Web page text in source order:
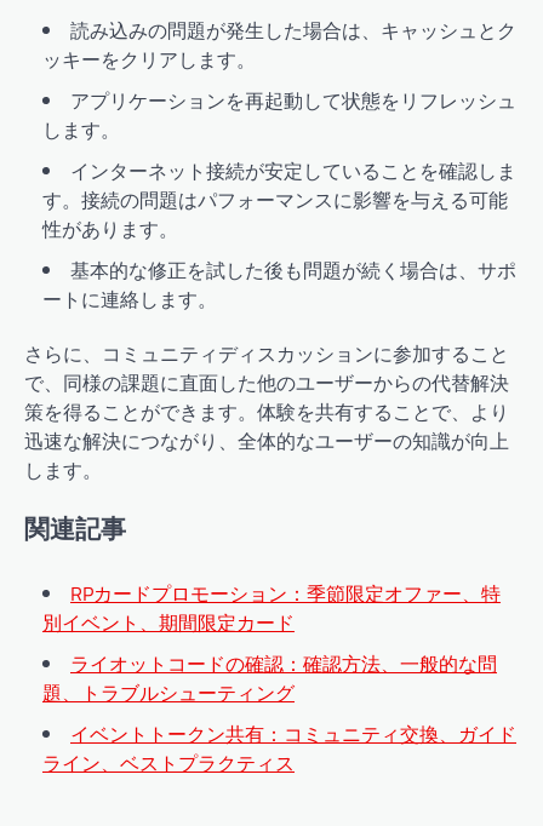
読み込みの問題が発生した場合は、キャッシュとク
ッキーをクリアします。
アプリケーションを再起動して状態をリフレッシュ
します。
インターネット接続が安定していることを確認しま
す。接続の問題はパフォーマンスに影響を与える可能
性があります。
基本的な修正を試した後も問題が続く場合は、サポ
ートに連絡します。
さらに、コミュニティディスカッションに参加すること
で、同様の課題に直面した他のユーザーからの代替解決
策を得ることができます。体験を共有することで、より
迅速な解決につながり、全体的なユーザーの知識が向上
します。
関連記事
RPカードプロモーション：季節限定オファー、特
別イベント、期間限定カード
ライオットコードの確認：確認方法、一般的な問
題、トラブルシューティング
イベントトークン共有：コミュニティ交換、ガイド
ライン、ベストプラクティス